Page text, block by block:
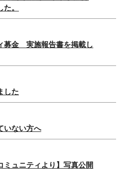
。
募金 実施報告書を掲載し
した
いない方へ
ミュニティより】写真公開